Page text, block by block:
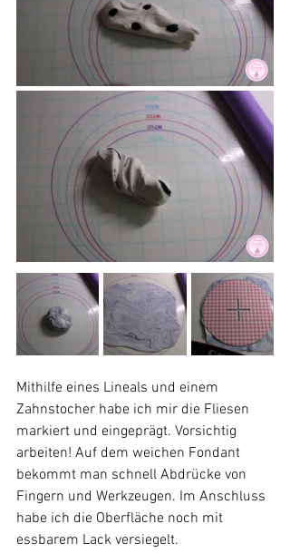
Mithilfe eines Lineals und einem
Zahnstocher habe ich mir die Fliesen
markiert und eingeprägt. Vorsichtig
arbeiten! Auf dem weichen Fondant
bekommt man schnell Abdrücke von
Fingern und Werkzeugen. Im Anschluss
habe ich die Oberfläche noch mit
essbarem Lack versiegelt.